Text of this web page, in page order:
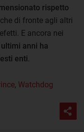
rispetto
di fronte agli altri
E ancora nei
anni ha
enti
, Watchdog